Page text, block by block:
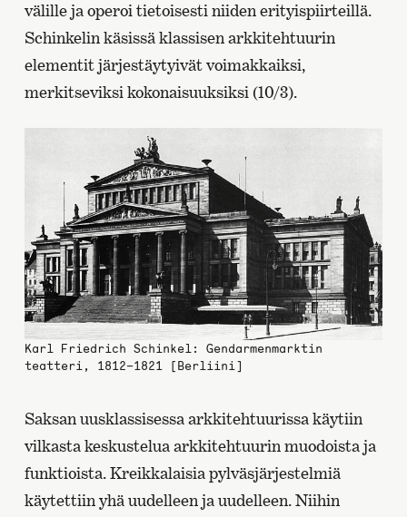
välille ja operoi tietoisesti niiden erityispiirteillä.
Schinkelin käsissä klassisen arkkitehtuurin
elementit järjestäytyivät voimakkaiksi,
merkitseviksi kokonaisuuksiksi (10/3).
Karl Friedrich Schinkel: Gendarmenmarktin
teatteri, 1812–1821 [Berliini]
Saksan uusklassisessa arkkitehtuurissa käytiin
vilkasta keskustelua arkkitehtuurin muodoista ja
funktioista. Kreikkalaisia pylväsjärjestelmiä
käytettiin yhä uudelleen ja uudelleen. Niihin